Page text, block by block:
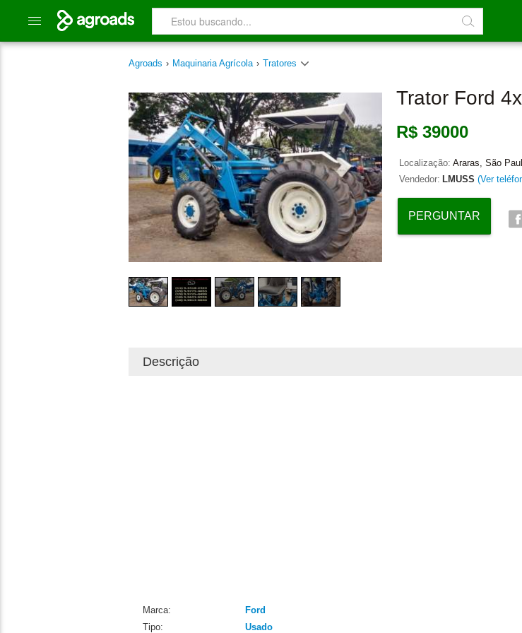
Agroads › Maquinaria Agrícola › Tratores
Trator Ford
R$ 39000
Localização: Araras, São
Vendedor: LMUSS (Ver
PERGUNTAR
Descrição
Marca:
Ford
Tipo:
Usado